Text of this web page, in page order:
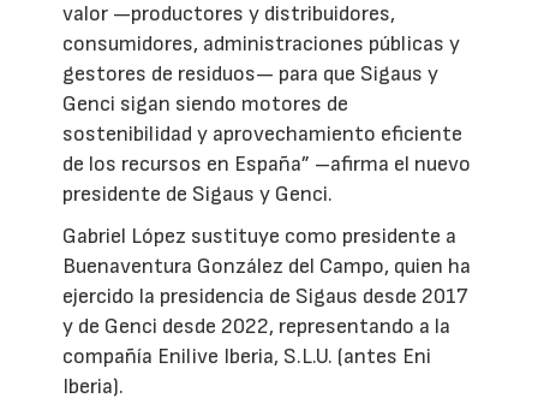
valor —productores y distribuidores,
consumidores, administraciones públicas y
gestores de residuos— para que Sigaus y
Genci sigan siendo motores de
sostenibilidad y aprovechamiento eficiente
de los recursos en España” –afirma el nuevo
presidente de Sigaus y Genci.
Gabriel López sustituye como presidente a
Buenaventura González del Campo, quien ha
ejercido la presidencia de Sigaus desde 2017
y de Genci desde 2022, representando a la
compañía Enilive Iberia, S.L.U. (antes Eni
Iberia).